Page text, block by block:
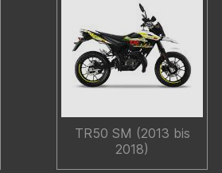
TR50 SM (2013 bis
2018)